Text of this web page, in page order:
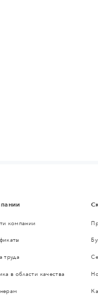
компании
труда
в области качества